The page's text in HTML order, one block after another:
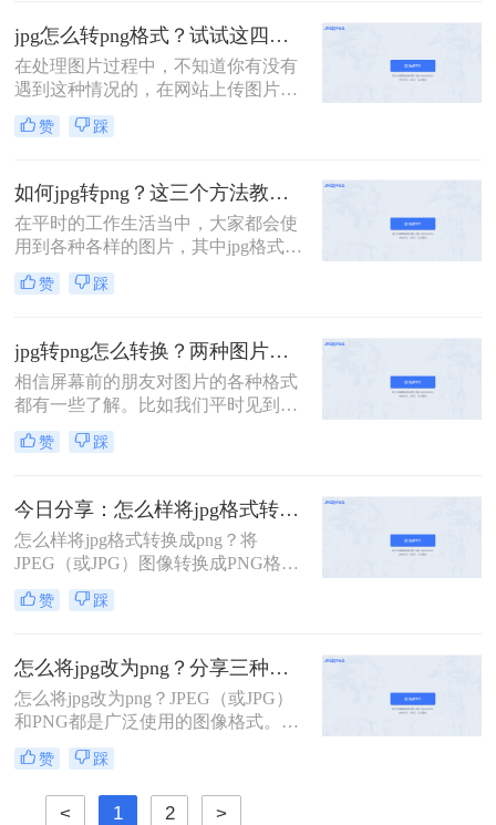
件在保存时出现混乱导致该图片在使
用时仍然是JPG格式。下面分享四个
如何jpg转png方法，操作简单无难
度，轻松将图片转换为png格式。
jpg怎么转png格式？试试这四个方法吧！
在处理图片过程中，不知道你有没有
遇到这种情况的，在网站上传图片过
程中，只支持png格式的图片上传
吗？其他格式的都不支持，你说有几
急，下面小编就给大家推荐四种能够
将jpg转换成png格式的方法，赶紧来
看看jpg怎么转png格式吧！
赞 踩
如何jpg转png？这三个方法教会你！
在平时的工作生活当中，大家都会使
用到各种各样的图片，其中jpg格式与
png格式都是大家平时比较常用的图
片格式，但是在使用图片时，可能会
那么这时候就需要将图片转换成相应
的格式才能使用，例如当需要上传
png格式的图片时但是手里只有jpg，
那么如何jpg转png呢？下面就来为大
家介绍三种jpg转png的方法，非常简
单使用，下面一起看一下吧。
赞 踩
jpg转png怎么转换？两种图片格式转换的方法交给你
相信屏幕前的朋友对图片的各种格式
都有一些了解。比如我们平时见到的
图片，以JPG和JPEG格式居多。这两
种格式其实没有太过差异的区别，可
体积小，非常适合我们日常作为图片
的主载体使用。但它也有个很大的问
题，就是不能显示透明背景。比如我
们需要一张素材图，抠出来后想要直
接贴到其他素材背景上。如果是JPG
格式，遇到这种需求，则是无能为
转换呢？今天就来教大家两个方法。
赞 踩
今日分享：怎么样将jpg格式转换成png？这两种方法学起来
怎么样将jpg格式转换成png？​将
JPEG（或JPG）图像转换成PNG格式
可以通过多种方式实现。PNG格式通
常比JPEG格式拥有更高的图像质量和
下需要将JPEG格式转换成PNG格式。
以下方法可以帮助您完成这一操作：
赞 踩
怎么将jpg改为png？分享三种简单好用的转换方法
怎么将jpg改为png？​JPEG（或JPG）
和PNG都是广泛使用的图像格式。虽
然JPEG格式在大多数情况下更普遍，
并且能够实现更高的压缩率，但PNG
格式通常具有更高的图像质量和更丰
富的颜色深度。如果您希望将JPEG格
赞 踩
< 1 2 >